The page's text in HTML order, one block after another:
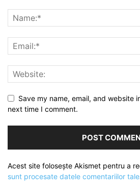
Save my name, email, and website
next time I comment.
Acest site folosește Akismet pentru a
sunt procesate datele comentariilor tale